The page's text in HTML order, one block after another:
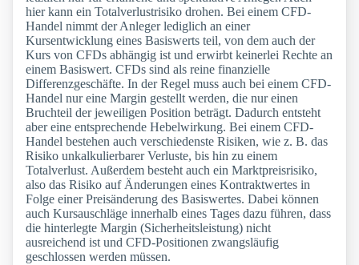
hier kann ein Totalverlustrisiko drohen. Bei einem CFD-
Handel nimmt der Anleger lediglich an einer
Kursentwicklung eines Basiswerts teil, von dem auch der
Kurs von CFDs abhängig ist und erwirbt keinerlei Rechte an
einem Basiswert. CFDs sind als reine finanzielle
Differenzgeschäfte. In der Regel muss auch bei einem CFD-
Handel nur eine Margin gestellt werden, die nur einen
Bruchteil der jeweiligen Position beträgt. Dadurch entsteht
aber eine entsprechende Hebelwirkung. Bei einem CFD-
Handel bestehen auch verschiedenste Risiken, wie z. B. das
Risiko unkalkulierbarer Verluste, bis hin zu einem
Totalverlust. Außerdem besteht auch ein Marktpreisrisiko,
also das Risiko auf Änderungen eines Kontraktwertes in
Folge einer Preisänderung des Basiswertes. Dabei können
auch Kursauschläge innerhalb eines Tages dazu führen, dass
die hinterlegte Margin (Sicherheitsleistung) nicht
ausreichend ist und CFD-Positionen zwangsläufig
geschlossen werden müssen.